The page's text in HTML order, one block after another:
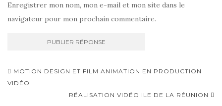
Enregistrer mon nom, mon e-mail et mon site dans le
navigateur pour mon prochain commentaire.
Navigation
d'article
MOTION DESIGN ET FILM ANIMATION EN PRODUCTION
VIDÉO
RÉALISATION VIDÉO ILE DE LA RÉUNION